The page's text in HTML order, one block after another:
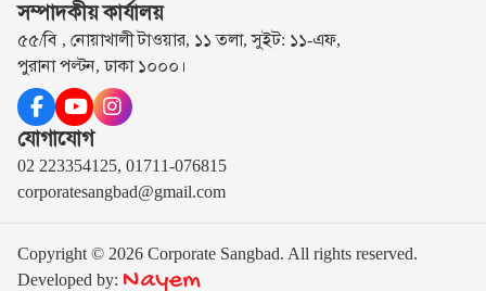
সম্পাদকীয় কার্যালয়
৫৫/বি , নোয়াখালী টাওয়ার, ১১ তলা, সুইট: ১১-এফ,
পুরানা পল্টন, ঢাকা ১০০০।
যোগাযোগ
02 223354125, 01711-076815
corporatesangbad@gmail.com
Copyright © 2026 Corporate Sangbad. All rights reserved.
Developed by: Nayem